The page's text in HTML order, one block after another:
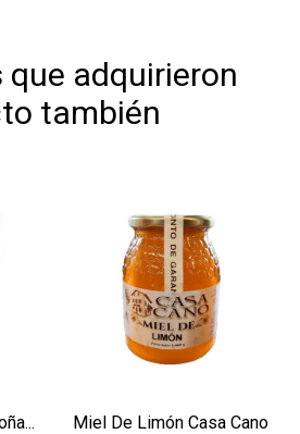
que adquirieron
también
Miel De Limón Casa Cano